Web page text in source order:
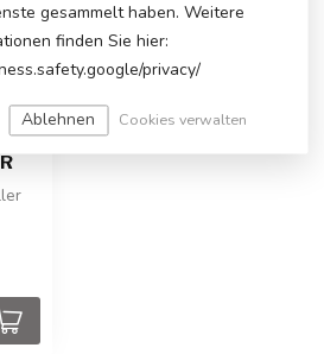
gesammelt haben. Weitere
finden Sie hier:
privacy/
Ablehnen Cookies verwalten